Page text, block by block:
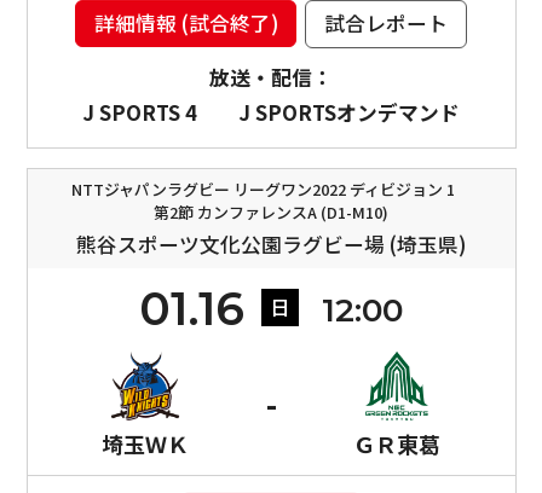
詳細情報 (試合終了)
試合レポート
放送・配信：
J SPORTS 4
J SPORTSオンデマンド
NTTジャパンラグビー リーグワン2022 ディビジョン 1
第2節 カンファレンスA (D1-M10)
熊谷スポーツ文化公園ラグビー場 (埼玉県)
01.16 日 12:00
埼玉ＷＫ ＧＲ東葛